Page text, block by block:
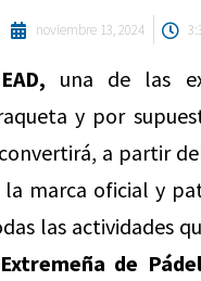
noviembre 13, 2024
una de las
y por
a partir
la marca oficial y
las actividades
de